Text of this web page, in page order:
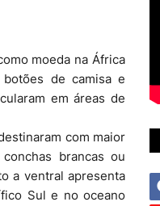
moeda na África
de camisa e
em áreas de
com maior
brancas ou
a ventral apresenta
Sul e no oceano